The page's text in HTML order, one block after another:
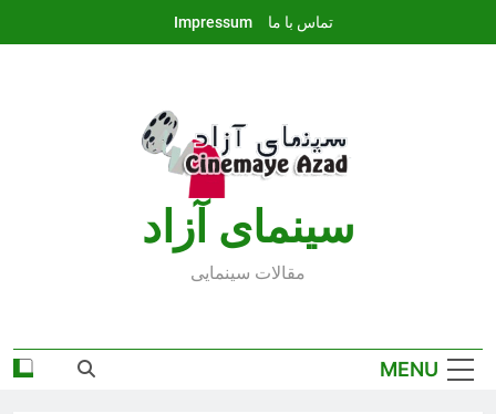
تماس با ما Impressum
سينماى آزاد
مقالات سينمايى
MENU